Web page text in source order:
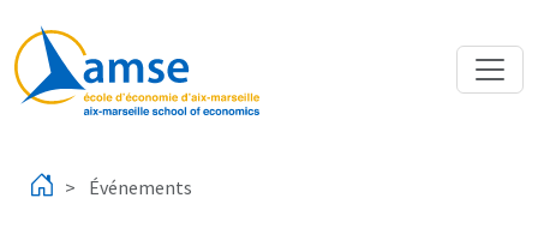
Événements